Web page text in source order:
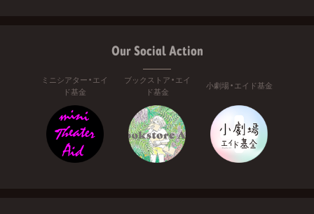
Our Social Action
ミニシアター・エイ
ド基金
ブックストア・エイ
ド基金
小劇場・エイド基金